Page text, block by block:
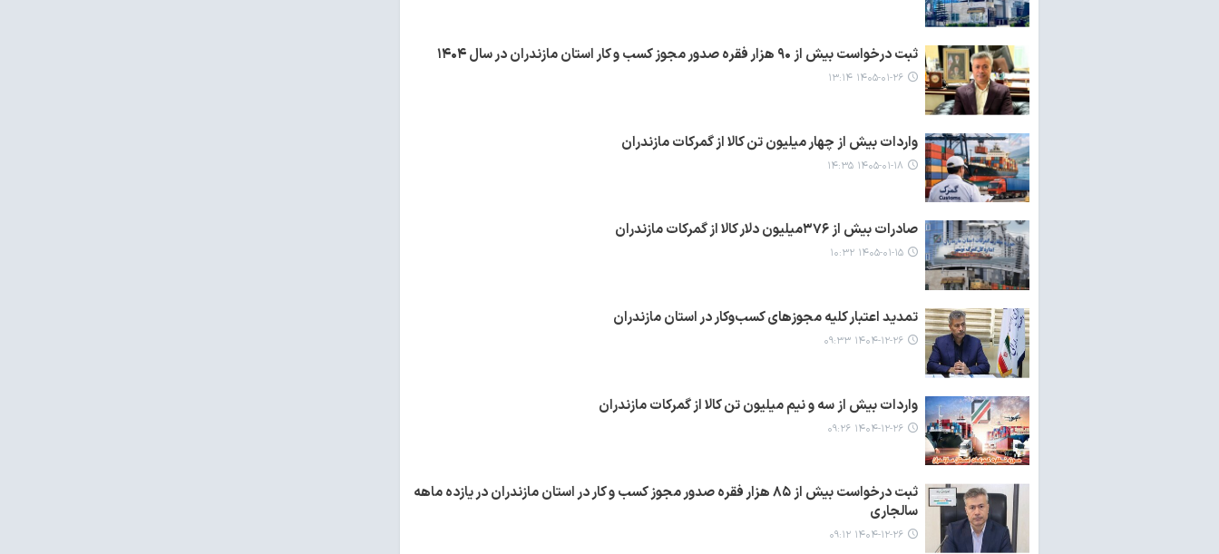
ثبت درخواست بیش از ۹۰ هزار فقره صدور مجوز کسب و کار استان مازندران در سال ۱۴۰۴
۱۴۰۵-۰۱-۲۶ ۱۳:۱۴
واردات بیش از چهار میلیون تن کالا از گمرکات مازندران
۱۴۰۵-۰۱-۱۸ ۱۴:۳۵
صادرات بیش از ۳۷۶میلیون دلار کالا از گمرکات مازندران
۱۴۰۵-۰۱-۱۵ ۱۰:۳۲
تمدید اعتبار کلیه مجوزهای کسب‌وکار در استان مازندران
۱۴۰۴-۱۲-۲۶ ۰۹:۳۳
واردات بیش از سه و نیم میلیون تن کالا از گمرکات مازندران
۱۴۰۴-۱۲-۲۶ ۰۹:۲۶
ثبت درخواست بیش از ۸۵ هزار فقره صدور مجوز کسب و کار در استان مازندران در یازده ماهه
سالجاری
۱۴۰۴-۱۲-۲۶ ۰۹:۱۲